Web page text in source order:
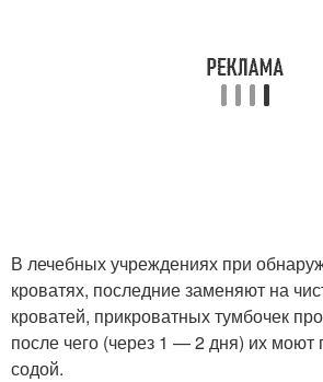
В лечебных учреждениях при
кроватях, последние заменяют на
кроватей, прикроватных тумбочек
после чего (через 1 — 2 дня) их моют
содой.